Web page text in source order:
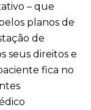
– que
planos de
de
seus direitos e
fica no